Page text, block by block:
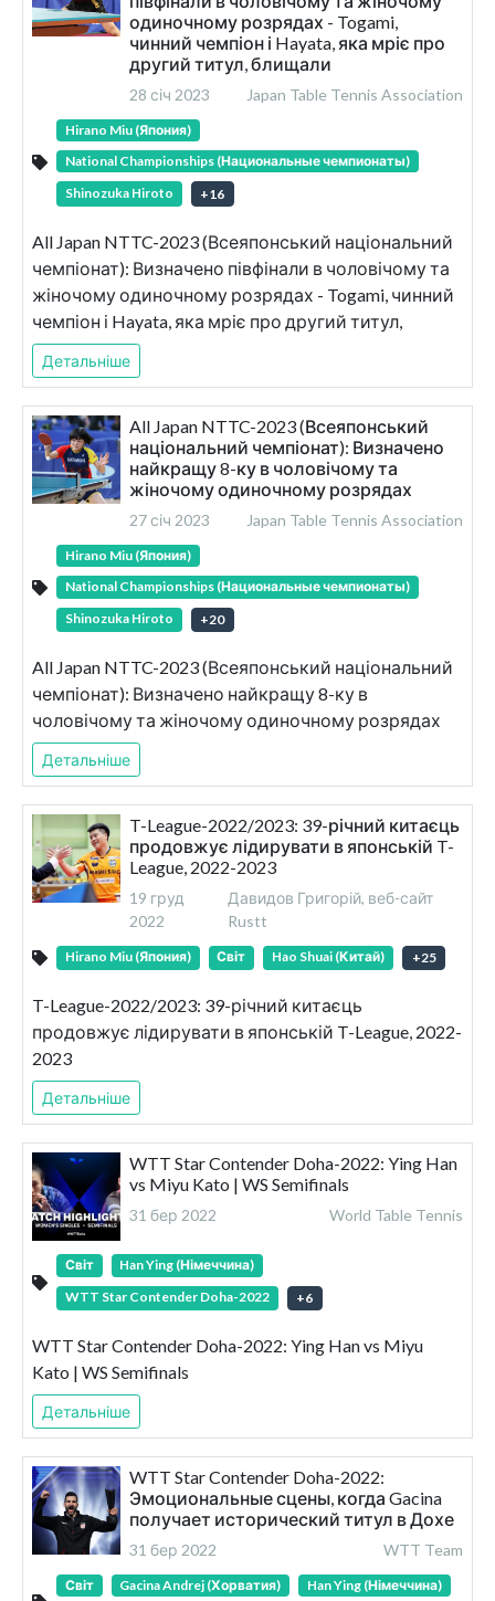
одиночному розрядах - Togami,
чинний чемпіон і Hayata, яка мріє про
другий титул, блищали
28 січ 2023 Japan Table Tennis Association
Hirano Miu (Япония)
National Championships (Национальные чемпионаты)
Shinozuka Hiroto
+16
All Japan NTTC-2023 (Всеяпонський національний
чемпіонат): Визначено півфінали в чоловічому та
жіночому одиночному розрядах - Togami, чинний
чемпіон і Hayata, яка мріє про другий титул,
блищали
Детальніше
All Japan NTTC-2023 (Всеяпонський
національний чемпіонат): Визначено
найкращу 8-ку в чоловічому та
жіночому одиночному розрядах
27 січ 2023 Japan Table Tennis Association
Hirano Miu (Япония)
National Championships (Национальные чемпионаты)
Shinozuka Hiroto
+20
All Japan NTTC-2023 (Всеяпонський національний
чемпіонат): Визначено найкращу 8-ку в
чоловічому та жіночому одиночному розрядах
Детальніше
T-League-2022/2023: 39-річний китаєць
продовжує лідирувати в японській T-
League, 2022-2023
19 груд
2022
Давидов Григорій, веб-сайт
Rustt
Hirano Miu (Япония) Світ Hao Shuai (Китай) +25
T-League-2022/2023: 39-річний китаєць
продовжує лідирувати в японській T-League, 2022-
2023
Детальніше
WTT Star Contender Doha-2022: Ying Han
vs Miyu Kato | WS Semifinals
31 бер 2022 World Table Tennis
Світ
Han Ying (Німеччина)
WTT Star Contender Doha-2022
+6
WTT Star Contender Doha-2022: Ying Han vs Miyu
Kato | WS Semifinals
Детальніше
WTT Star Contender Doha-2022:
Эмоциональные сцены, когда Gacina
получает исторический титул в Дохе
31 бер 2022 WTT Team
Світ Gacina Andrej (Хорватия)
Han Ying (Німеччина)